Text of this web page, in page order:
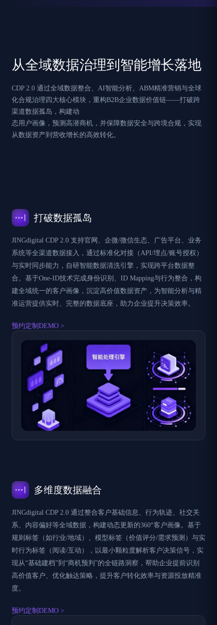
从全域数据治理到智能增长落地
CDP 2.0 通过全域数据整合、AI智能分析、ABM精准营销与全球
化合规治理四大核心模块，重构B2B企业数据价值链——打破跨
渠道数据孤岛，构建动
态用户画像，预测高潜商机，并保障数据安全与跨境合规，实现
从数据资产到营收增长的高效转化。
打破数据孤岛
JINGdigital CDP 2.0 支持官网、企微/微信生态、广告平台、业务
系统等全渠道数据接入，通过标准化对接（API/埋点/账号授权）
与实时同步能力，自研智能数据清洗引擎，实现跨平台数据整
合。基于One-ID技术完成身份识别、ID Mapping与行为整合，构
建全域统一的客户画像，沉淀高价值数据资产，为智能分析与精
准运营提供实时、完整的数据底座，助力企业提升决策效率。
预约定制DEMO >
多维度数据融合
JINGdigital CDP 2.0 通过整合客户基础信息、行为轨迹、社交关
系、内容偏好等全域数据，构建动态更新的360°客户画像。基于
规则标签（如行业/地域）、模型标签（价值评分/需求预测）与实
时行为标签（阅读/互动），以最小颗粒度解析客户决策信号，实
现从“基础建档”到“商机预判”的全链路洞察，帮助企业提前识别
高价值客户、优化触达策略，提升客户转化效率与资源投放精准
度。
预约定制DEMO >